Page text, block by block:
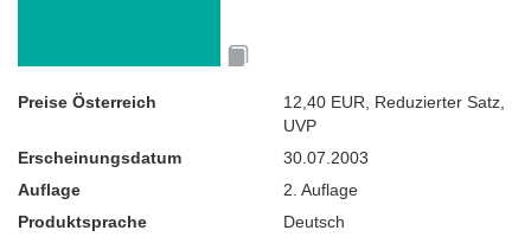
Preise Österreich 12,40 EUR, Reduzierter Satz,
UVP
Erscheinungsdatum
30.07.2003
Auflage
2. Auflage
Produktsprache
Deutsch